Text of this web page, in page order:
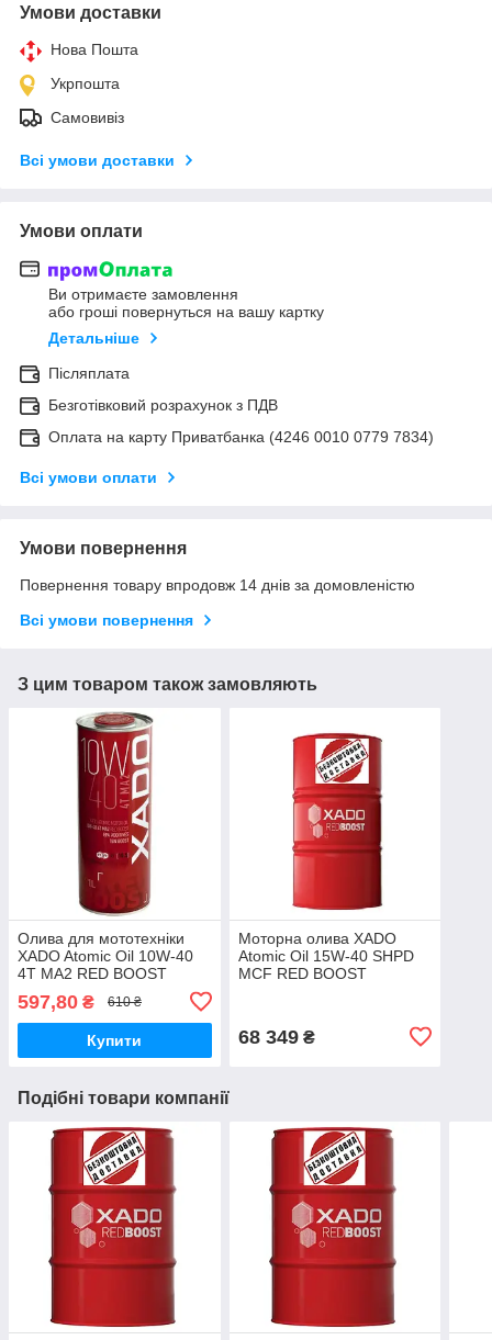
Умови доставки
Нова Пошта
Укрпошта
Самовивіз
Всі умови доставки
Умови оплати
Ви отримаєте замовлення
або гроші повернуться на вашу картку
Детальніше
Післяплата
Безготівковий розрахунок з ПДВ
Оплата на карту Приватбанка (4246 0010 0779 7834)
Всі умови оплати
Умови повернення
Повернення товару впродовж 14 днів за домовленістю
Всі умови повернення
З цим товаром також замовляють
Олива для мототехніки
XADO Atomic Oil 10W-40
4T MA2 RED BOOST
синтетична 1л ХА 26132
597,80 ₴ 610 ₴
Купити
Моторна олива XADO
Atomic Oil 15W-40 SHPD
MCF RED BOOST
68 349₴
Подібні товари компанії